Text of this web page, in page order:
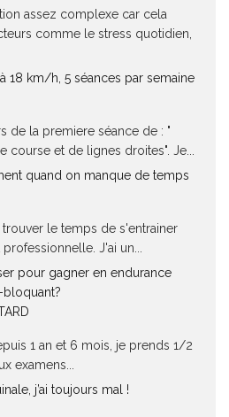
assez complexe car cela
comme le stress quotidien,
18 km/h, 5 séances par semaine
de la premiere séance de : "
course et de lignes droites". Je...
quand on manque de temps
le temps de s'entrainer
J'ai un...
pour gagner en endurance
bloquant?
1 an et 6 mois, je prends 1/2
examens...
j’ai toujours mal !